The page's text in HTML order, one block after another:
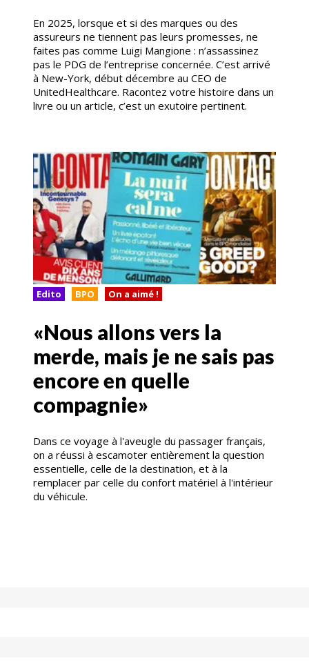
En 2025, lorsque et si des marques ou des
assureurs ne tiennent pas leurs promesses, ne
faites pas comme Luigi Mangione : n’assassinez
pas le PDG de l’entreprise concernée. C’est arrivé
à New-York, début décembre au CEO de
UnitedHealthcare. Racontez votre histoire dans un
livre ou un article, c’est un exutoire pertinent.
Edito BPO On a aimé !
«Nous allons vers la
merde, mais je ne sais pas
encore en quelle
compagnie»
Dans ce voyage à l'aveugle du passager français,
on a réussi à escamoter entièrement la question
essentielle, celle de la destination, et à la
remplacer par celle du confort matériel à l'intérieur
du véhicule.